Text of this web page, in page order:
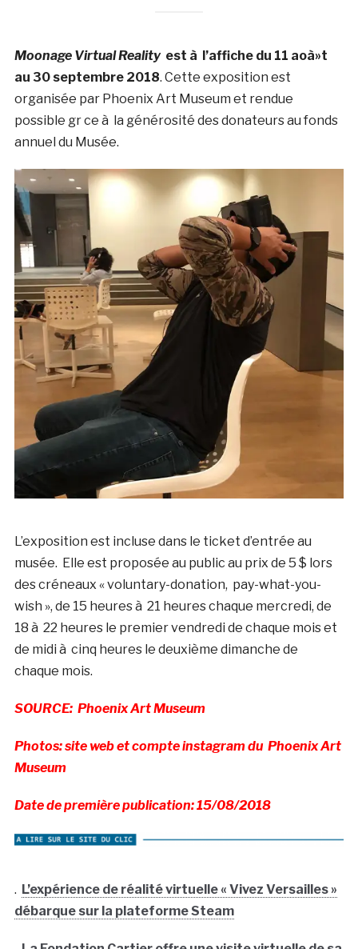
Moonage Virtual Realityest à l’affiche du 11 aoà»t
au 30 septembre 2018. Cette exposition est
organisée par Phoenix Art Museum et rendue
possible gr ce à la générosité des donateurs au fonds
annuel du Musée.
L’exposition est incluse dans le ticket d’entrée au
musée. Elle est proposée au public au prix de 5 $ lors
des créneaux « voluntary-donation, pay-what-you-
wish », de 15 heures à 21 heures chaque mercredi, de
18 à 22 heures le premier vendredi de chaque mois et
de midi à cinq heures le deuxième dimanche de
chaque mois.
SOURCE: Phoenix Art Museum
Photos: site web et compte instagram du Phoenix Art
Museum
Date de première publication: 15/08/2018
. L’expérience de réalité virtuelle « Vivez Versailles »
débarque sur la plateforme Steam